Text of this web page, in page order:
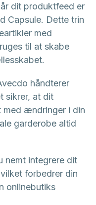
dit produktfeed er
Capsule. Dette trin
med
til at skabe
håndterer
sikrer, at dit
med ændringer i din
garderobe altid
nemt integrere dit
forbedrer din
onlinebutiks